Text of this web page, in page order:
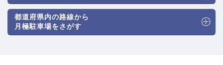
都道府県内の路線から
月極駐車場をさがす